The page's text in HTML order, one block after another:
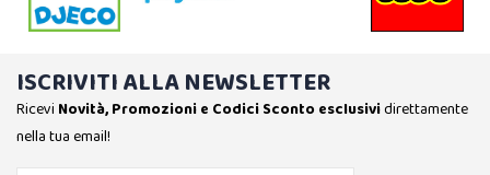
ISCRIVITI ALLA NEWSLETTER
Ricevi Novità, Promozioni e Codici Sconto esclusividirettamente
nella tua email!